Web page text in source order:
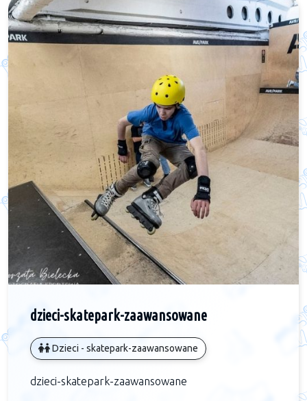
dzieci-skatepark-zaawansowane
Dzieci - skatepark-zaawansowane
dzieci-skatepark-zaawansowane